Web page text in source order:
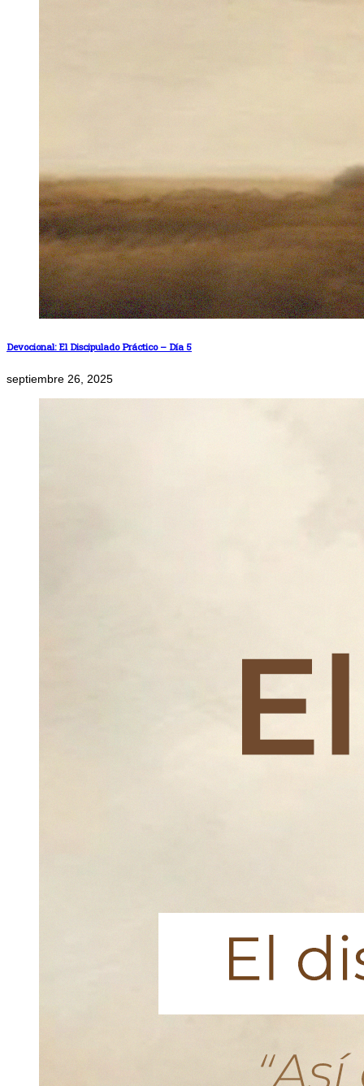
Devocional: El Discipulado Práctico – Día 5
septiembre 26, 2025